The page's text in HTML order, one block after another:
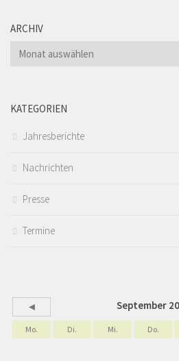
ARCHIV
Archiv
KATEGORIEN
Jahresberichte
Nachrichten
Presse
Termine
◄ September
Mo. Di. Mi. Do.